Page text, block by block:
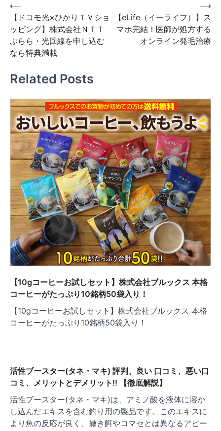
投
稿
ナ
ビ
ー
シ
ョ
ン
⟵
【ドコモ光×ひかりＴＶショ
ッピング】株式会社ＮＴＴ
ぷらら・光回線を申し込む
なら特典満載
【eLife（イーライフ）】ス
マホ完結！医師が処方する
オンライン発毛治療
⟶
Related Posts
【10gコーヒーお試しセット】株式会社ブルックス 本格
コーヒーがたっぷり10銘柄50袋入り！
【10gコーヒーお試しセット】株式会社ブルックス 本格
コーヒーがたっぷり10銘柄50袋入り！
活性ブースター(タネ・マキ) 評判、良い 口コミ、悪い口
コミ、メリットとデメリット!! 【徹底解説】
活性ブースター(タネ・マキ)は、アミノ酸を液体に溶か
し込んだエキスを含む釣り用の製品です。このエキスに
より魚の反応が良く、撒き餌やコマセとは異なるアピー